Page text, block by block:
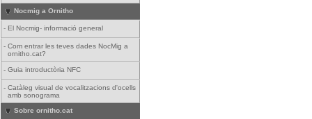
Nocmig a Ornitho
- El Nocmig- informació general
- Com entrar les teves dades NocMig a
ornitho.cat?
- Guia introductòria NFC
- Catàleg visual de vocalitzacions d'ocells
amb sonograma
Sobre ornitho.cat